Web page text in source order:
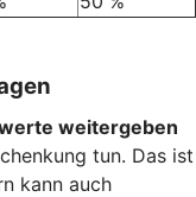
weitergeben
tun. Das ist
kann auch